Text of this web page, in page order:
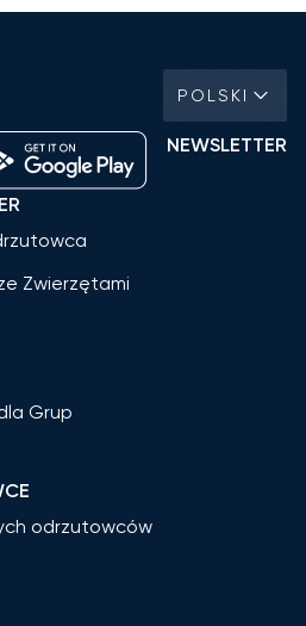
POLSKI
NEWSLETTER
Zwierzętami
Grup
odrzutowców